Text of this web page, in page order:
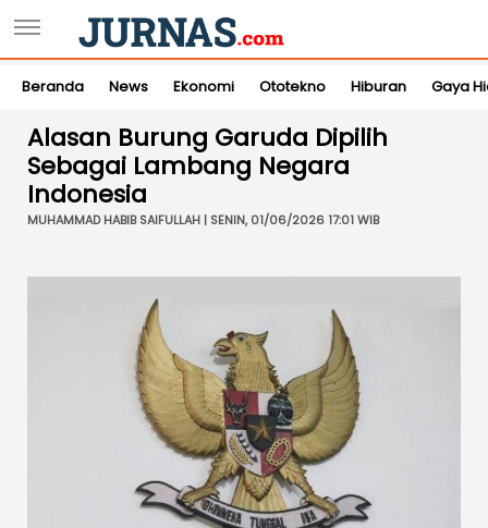
Beranda News Ekonomi Ototekno Hiburan Gaya
Alasan Burung Garuda Dipilih
Sebagai Lambang Negara
Indonesia
MUHAMMAD HABIB SAIFULLAH | SENIN, 01/06/2026 17:01 WIB